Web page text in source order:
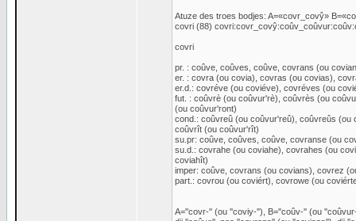
Atuze des troes bodjes: A=«covr_covŷ»
covri (88)
covri
pr. : coûve, coûves, coûve, covrans (ou
er. : covra (ou covia), covras (ou covias),
er.d.: covréve (ou coviéve), covréves (ou
fut. : coûvrè (ou coûvur'rè), coûvrès (ou
(ou coûvur'ront)
cond.: coûvreû (ou coûvur'reû), coûvreûs
coûvrît (ou coûvur'rît)
su.pr: coûve, coûves, coûve, covranse (ou
su.d.: covrahe (ou coviahe), covrahes (ou
coviahît)
imper: coûve, covrans (ou covians), covrez
part.: covrou (ou coviért), covrowe (ou
A=''covr-'' (ou ''coviy-''), B=''coûv-'' (ou